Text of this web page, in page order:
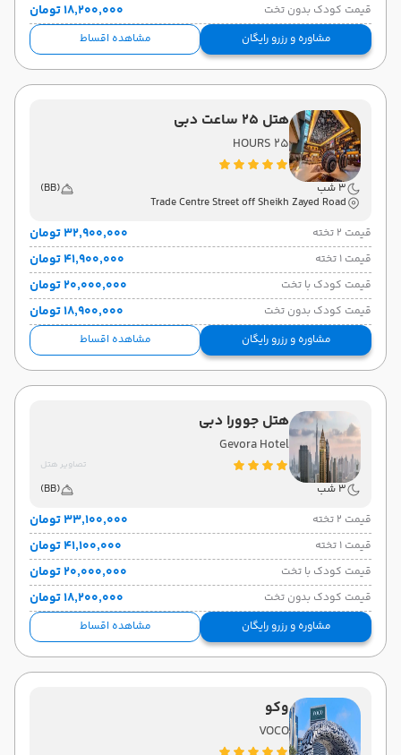
قیمت کودک بدون تخت ۱۸٬۲۰۰٬۰۰۰ تومان
مشاوره و رزرو رایگان مشاهده اقساط
هتل 25 ساعت دبی
25 HOURS
3 شب
(BB)
Trade Centre Street off Sheikh Zayed Road
قیمت 2 تخته
۳۲٬۹۰۰٬۰۰۰ تومان
قیمت 1 تخته ۴۱٬۹۰۰٬۰۰۰ تومان
قیمت کودک با تخت ۲۰٬۰۰۰٬۰۰۰ تومان
قیمت کودک بدون تخت ۱۸٬۹۰۰٬۰۰۰ تومان
مشاوره و رزرو رایگان مشاهده اقساط
هتل جوورا دبی
Gevora Hotel
تصاویر هتل
3 شب
(BB)
قیمت 2 تخته
۳۳٬۱۰۰٬۰۰۰ تومان
قیمت 1 تخته ۴۱٬۱۰۰٬۰۰۰ تومان
قیمت کودک با تخت ۲۰٬۰۰۰٬۰۰۰ تومان
قیمت کودک بدون تخت ۱۸٬۲۰۰٬۰۰۰ تومان
مشاوره و رزرو رایگان مشاهده اقساط
وکو
VOCO